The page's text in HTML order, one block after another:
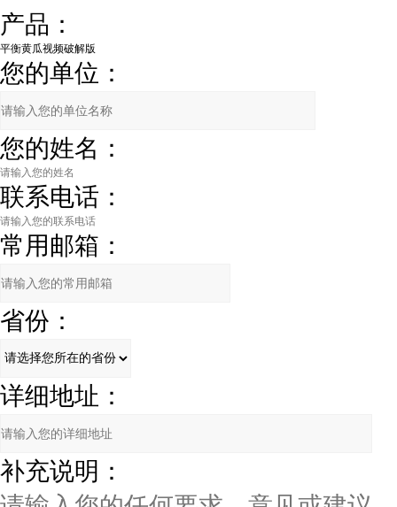
产品：
您的单位：
您的姓名：
联系电话：
常用邮箱：
省份：
详细地址：
补充说明：